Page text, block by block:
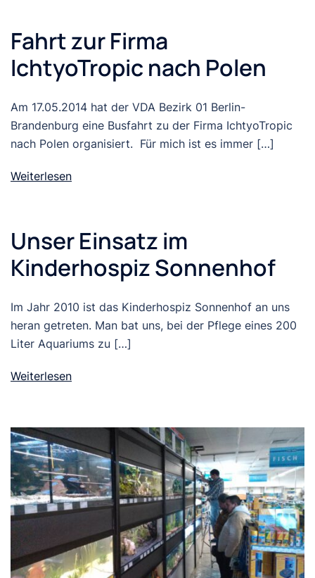
Fahrt zur Firma
IchtyoTropic nach Polen
Am 17.05.2014 hat der VDA Bezirk 01 Berlin-
Brandenburg eine Busfahrt zu der Firma IchtyoTropic
nach Polen organisiert. Für mich ist es immer […]
Weiterlesen
Unser Einsatz im
Kinderhospiz Sonnenhof
Im Jahr 2010 ist das Kinderhospiz Sonnenhof an uns
heran getreten. Man bat uns, bei der Pflege eines 200
Liter Aquariums zu […]
Weiterlesen